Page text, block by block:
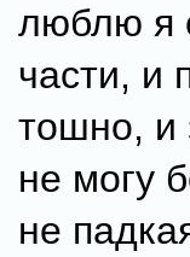
люблю я
части, и
тошно, и
не могу
не